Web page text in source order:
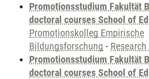
Promotionsstudium Fakultät
doctoral courses School of
Promotionskolleg Empirische
Bildungsforschung -
Promotionsstudium Fakultät
doctoral courses School of